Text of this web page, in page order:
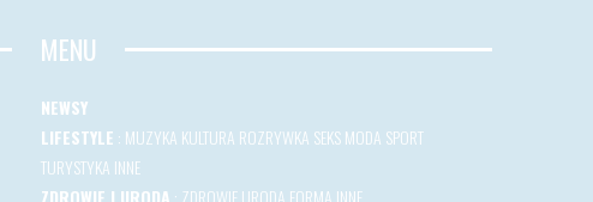
MENU
NEWSY
LIFESTYLE : MUZYKA KULTURA ROZRYWKA SEKSMODA SPORT
TURYSTYKA INNE
ZDROWIE I URODA : ZDROWIEURODA FORMA INNE